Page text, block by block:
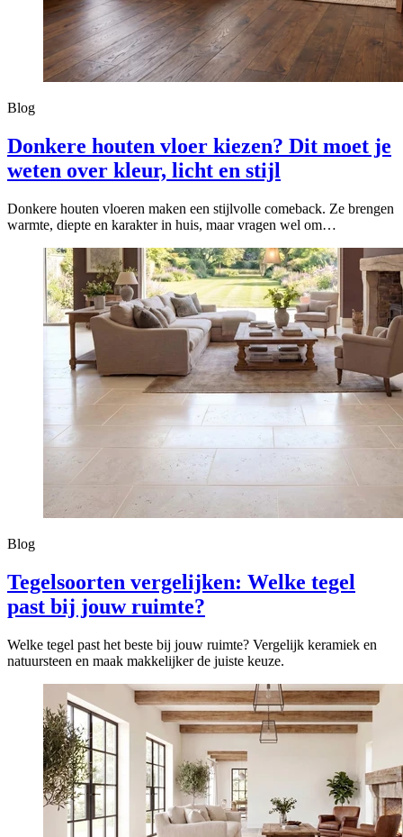
Blog
Donkere houten vloer kiezen? Dit moet je
weten over kleur, licht en stijl
Donkere houten vloeren maken een stijlvolle comeback. Ze brengen
warmte, diepte en karakter in huis, maar vragen wel om…
Blog
Tegelsoorten vergelijken: Welke tegel
past bij jouw ruimte?
Welke tegel past het beste bij jouw ruimte? Vergelijk keramiek en
natuursteen en maak makkelijker de juiste keuze.